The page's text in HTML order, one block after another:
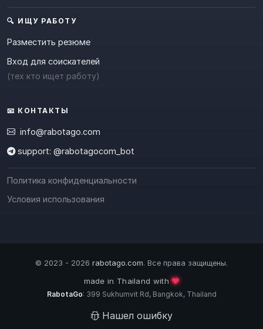
🔍 ИЩУ РАБОТУ
Разместить резюме
Вход для соискателей
(тех кто ищет работу)
📧 КОНТАКТЫ
info@rabotago.com
support: @rabotagocom_bot
Политика конфиденциальности
Условия использования
© 2023 - 2026 rabotago.com. Все права защищены.
made in Thailand with❤️
RabotaGo: 399 Sukhumvit Rd, Bangkok, Thailand
Нашел ошибку